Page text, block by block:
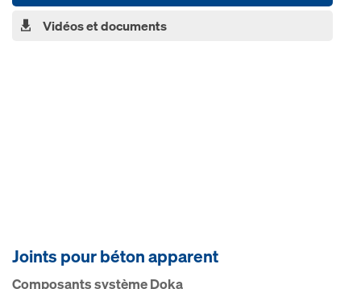
Vidéos et documents
Joints pour béton apparent
Composants système Doka